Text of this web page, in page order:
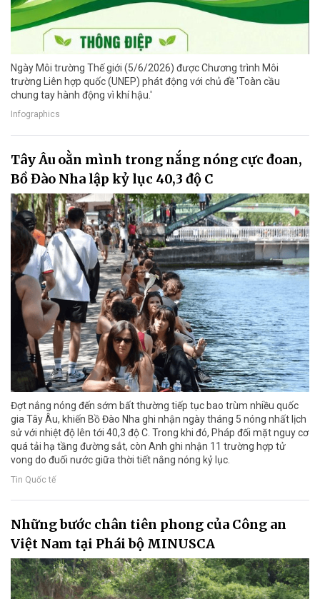
Ngày Môi trường Thế giới (5/6/2026) được Chương trình Môi
trường Liên hợp quốc (UNEP) phát động với chủ đề 'Toàn cầu
chung tay hành động vì khí hậu.'
Infographics
Tây Âu oằn mình trong nắng nóng cực đoan,
Bồ Đào Nha lập kỷ lục 40,3 độ C
Đợt nắng nóng đến sớm bất thường tiếp tục bao trùm nhiều quốc
gia Tây Âu, khiến Bồ Đào Nha ghi nhận ngày tháng 5 nóng nhất lịch
sử với nhiệt độ lên tới 40,3 độ C. Trong khi đó, Pháp đối mặt nguy cơ
quá tải hạ tầng đường sắt, còn Anh ghi nhận 11 trường hợp tử
vong do đuối nước giữa thời tiết nắng nóng kỷ lục.
Tin Quốc tế
Những bước chân tiên phong của Công an
Việt Nam tại Phái bộ MINUSCA